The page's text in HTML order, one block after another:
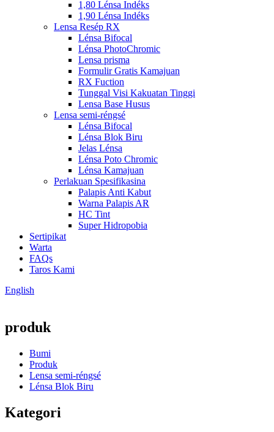
1,80 Lénsa Indéks
1,90 Lénsa Indéks
Lensa Resép RX
Lénsa Bifocal
Lénsa PhotoChromic
Lensa prisma
Formulir Gratis Kamajuan
RX Fuction
Tunggal Visi Kakuatan Tinggi
Lensa Base Husus
Lensa semi-réngsé
Lénsa Bifocal
Lénsa Blok Biru
Jelas Lénsa
Lénsa Poto Chromic
Lénsa Kamajuan
Perlakuan Spesifikasina
Palapis Anti Kabut
Warna Palapis AR
HC Tint
Super Hidropobia
Sertipikat
Warta
FAQs
Taros Kami
English
produk
Bumi
Produk
Lensa semi-réngsé
Lénsa Blok Biru
Kategori